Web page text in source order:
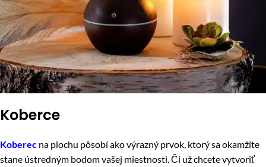
Koberce
Koberec na plochu pôsobí ako výrazný prvok, ktorý sa okamžite
stane ústredným bodom vašej miestnosti. Či už chcete vytvoriť